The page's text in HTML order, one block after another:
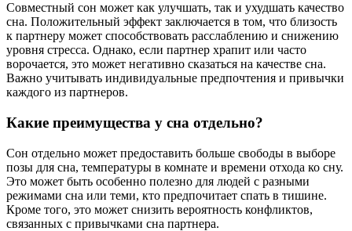
Совместный сон может как улучшать, так и ухудшать качество
сна. Положительный эффект заключается в том, что близость
к партнеру может способствовать расслаблению и снижению
уровня стресса. Однако, если партнер храпит или часто
ворочается, это может негативно сказаться на качестве сна.
Важно учитывать индивидуальные предпочтения и привычки
каждого из партнеров.
Какие преимущества у сна отдельно?
Сон отдельно может предоставить больше свободы в выборе
позы для сна, температуры в комнате и времени отхода ко сну.
Это может быть особенно полезно для людей с разными
режимами сна или теми, кто предпочитает спать в тишине.
Кроме того, это может снизить вероятность конфликтов,
связанных с привычками сна партнера.